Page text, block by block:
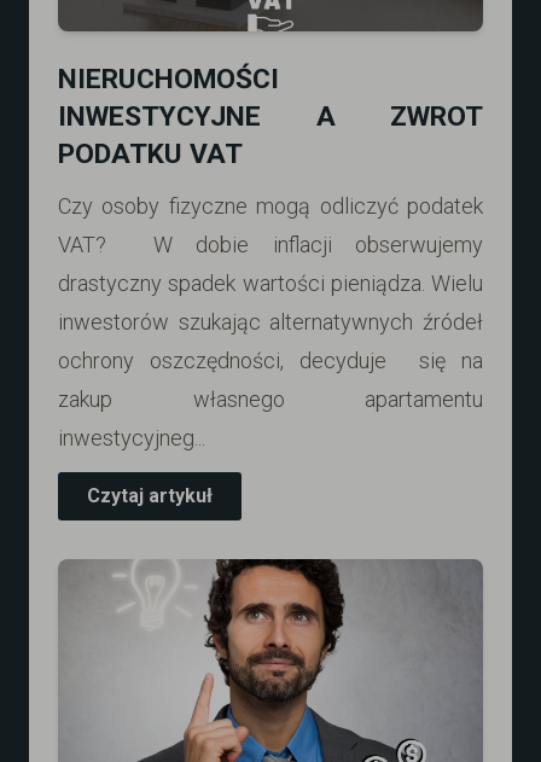
NIERUCHOMOŚCI
INWESTYCYJNE A ZWROT
PODATKU VAT
Czy osoby fizyczne mogą odliczyć podatek
VAT? W dobie inflacji obserwujemy
drastyczny spadek wartości pieniądza. Wielu
inwestorów szukając alternatywnych źródeł
ochrony oszczędności, decyduje się na
zakup własnego apartamentu
inwestycyjneg...
Czytaj artykuł